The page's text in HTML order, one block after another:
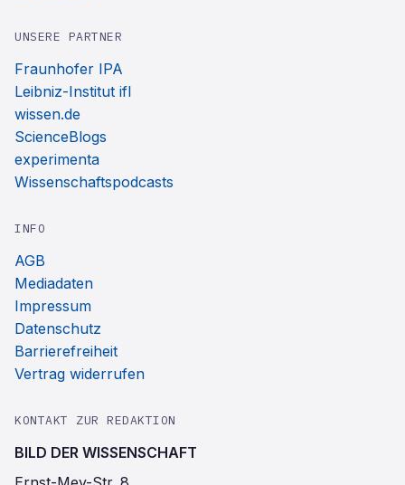
UNSERE PARTNER
Fraunhofer IPA
Leibniz-Institut ifl
wissen.de
ScienceBlogs
experimenta
Wissenschaftspodcasts
INFO
AGB
Mediadaten
Impressum
Datenschutz
Barrierefreiheit
Vertrag widerrufen
KONTAKT ZUR REDAKTION
BILD DER WISSENSCHAFT